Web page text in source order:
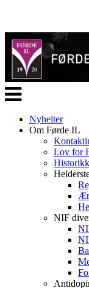
Veksle
navigasjon
Nyheiter
Om Førde IL
Lov for
Historikk
NIF